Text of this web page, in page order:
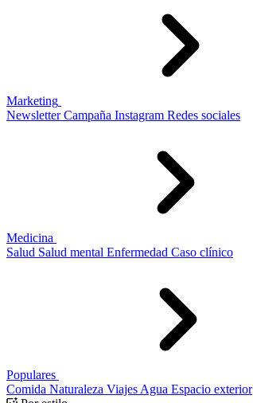
Marketing
Newsletter Campaña Instagram Redes sociales
Medicina
Salud Salud mental Enfermedad Caso clínico
Populares
Comida Naturaleza Viajes Agua Espacio exterior